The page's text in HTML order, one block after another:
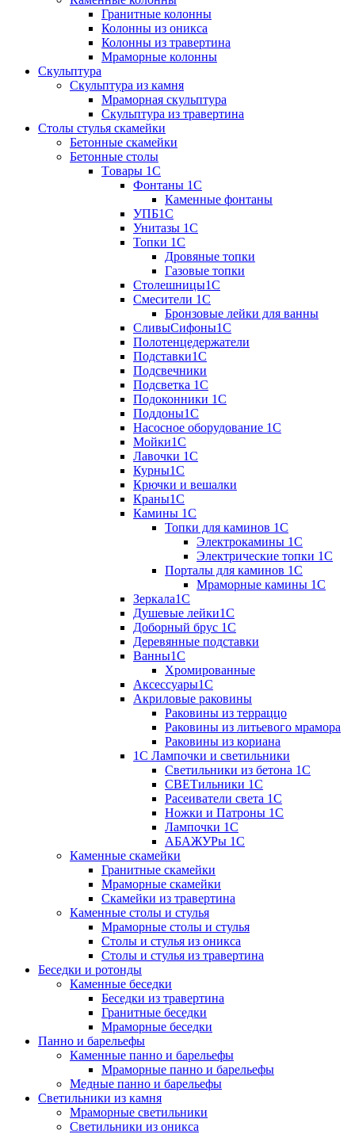
Гранитные колонны
Колонны из оникса
Колонны из травертина
Мраморные колонны
Скульптура
Скульптура из камня
Мраморная скульптура
Скульптура из травертина
Столы стулья скамейки
Бетонные скамейки
Бетонные столы
Tовары 1C
Фонтаны 1C
Каменные фонтаны
УПБ1С
Унитазы 1С
Топки 1С
Дровяные топки
Газовые топки
Столешницы1С
Смесители 1С
Бронзовые лейки для ванны
СливыСифоны1С
Полотенцедержатели
Подставки1С
Подсвечники
Подсветка 1С
Подоконники 1С
Поддоны1С
Насосное оборудование 1С
Мойки1С
Лавочки 1С
Курны1С
Крючки и вешалки
Краны1С
Камины 1C
Топки для каминов 1C
Электрокамины 1С
Электрические топки 1C
Порталы для каминов 1С
Мраморные камины 1C
Зеркала1С
Душевые лейки1С
Доборный брус 1С
Деревянные подставки
Ванны1С
Хромированные
Аксессуары1С
Акриловые раковины
Раковины из терраццо
Раковины из литьевого мрамора
Раковины из кориана
1С Лампочки и светильники
Светильники из бетона 1С
СВЕТильники 1С
Расеиватели света 1С
Ножки и Патроны 1С
Лампочки 1С
АБАЖУРы 1С
Каменные скамейки
Гранитные скамейки
Мраморные скамейки
Скамейки из травертина
Каменные столы и стулья
Мраморные столы и стулья
Столы и стулья из оникса
Столы и стулья из травертина
Беседки и ротонды
Каменные беседки
Беседки из травертина
Гранитные беседки
Мраморные беседки
Панно и барельефы
Каменные панно и барельефы
Мраморные панно и барельефы
Медные панно и барельефы
Светильники из камня
Мраморные светильники
Светильники из оникса